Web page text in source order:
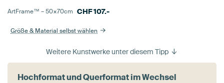
ArtFrame™ –50×70cm CHF107.-
Größe & Material selbst wählen
Weitere Kunstwerke unter diesem Tipp
Hochformat und Querformat im Wechsel